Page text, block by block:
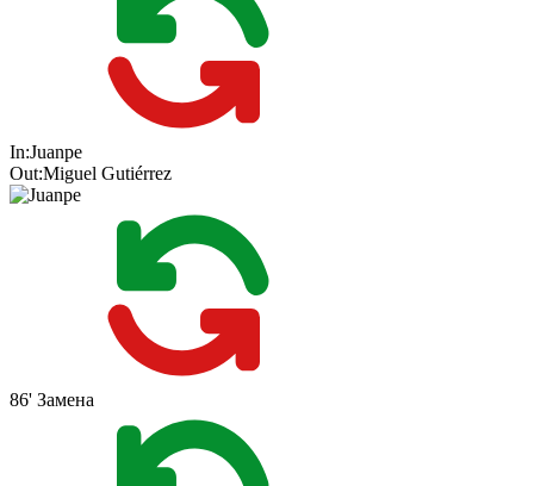
In:Juanpe
Out:Miguel Gutiérrez
86' Замена